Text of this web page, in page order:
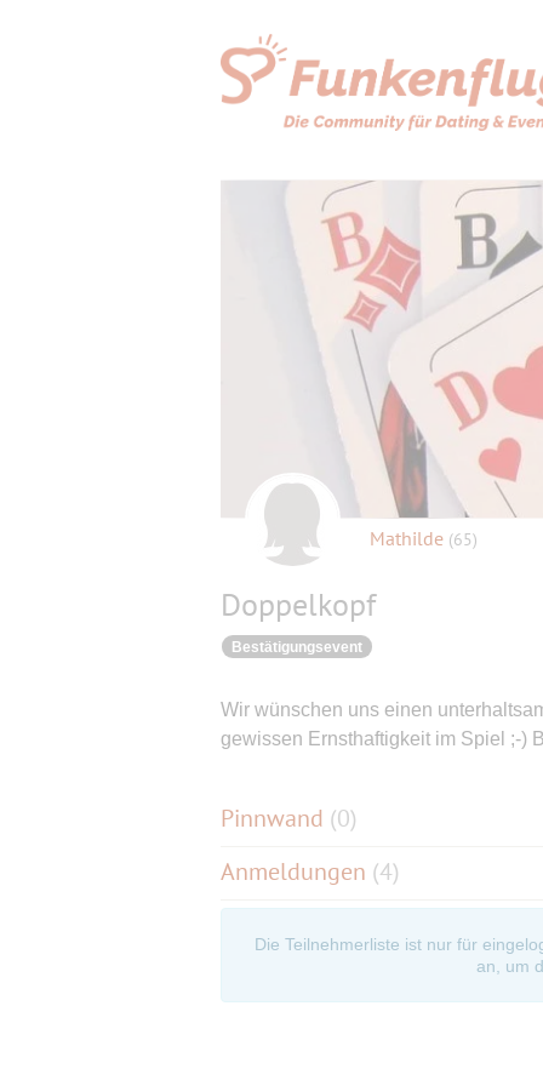
Mathilde (65)
Doppelkopf
Bestätigungsevent
Wir wünschen uns einen
gewissen Ernsthaftigkeit im Spiel ;-)
Pinnwand (0)
Anmeldungen (4)
Die Teilnehmerliste ist nur für
an, um